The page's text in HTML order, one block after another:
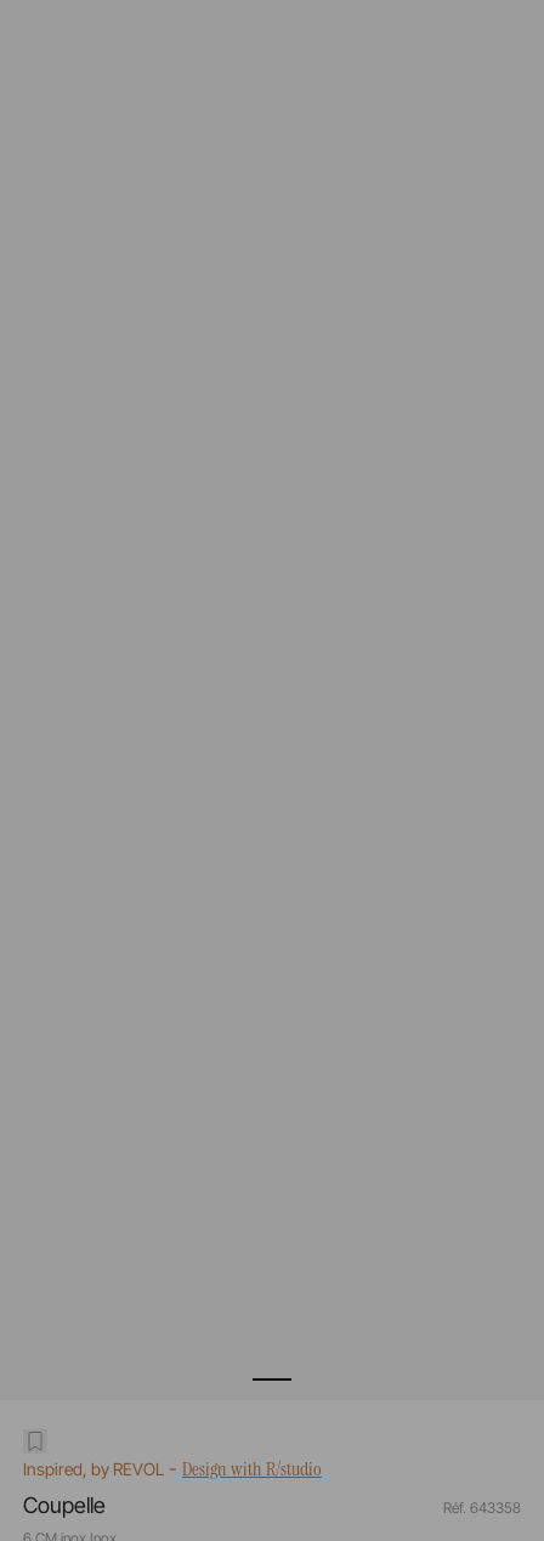
Inspired, by REVOL - Design with R/studio
Coupelle
Réf. 643358